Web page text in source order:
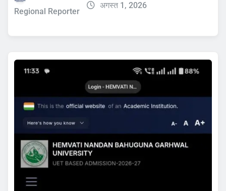
Regional Reporter
अगस्त 1, 2026